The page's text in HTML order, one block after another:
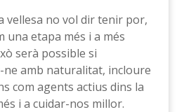
vellesa no vol dir tenir por,
una etapa més i a més
serà possible si
ne amb naturalitat, incloure
com agents actius dins la
i a cuidar-nos millor.